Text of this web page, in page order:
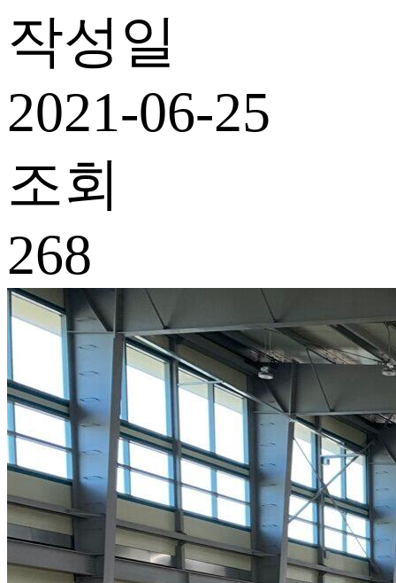
작성일
2021-06-25
조회
268